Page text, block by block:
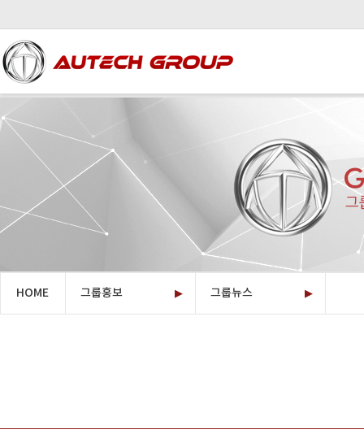
HOME 그룹홍보 ▶ 오텍그룹소개
그룹뉴스 ▶